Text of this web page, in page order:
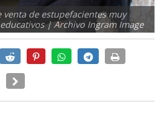
de estupefacientes muy
| Archivo Ingram Image